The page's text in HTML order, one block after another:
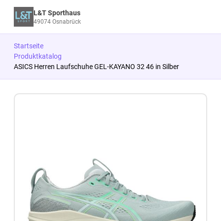
L&T Sporthaus
49074 Osnabrück
Startseite
Produktkatalog
ASICS Herren Laufschuhe GEL-KAYANO 32 46 in Silber